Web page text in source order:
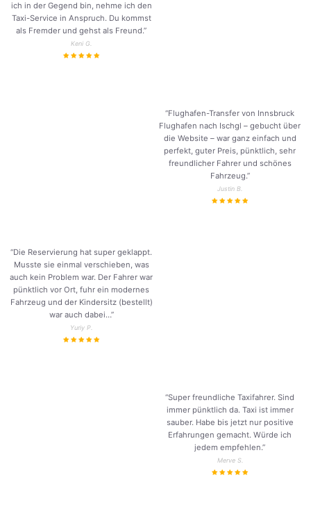
ich in der Gegend bin, nehme ich den
Taxi-Service in Anspruch. Du kommst
als Fremder und gehst als Freund.”
Keni G.
“Flughafen-Transfer von Innsbruck
Flughafen nach Ischgl – gebucht über
die Website – war ganz einfach und
perfekt, guter Preis, pünktlich, sehr
freundlicher Fahrer und schönes
Fahrzeug.”
Justin B.
“Die Reservierung hat super geklappt.
Musste sie einmal verschieben, was
auch kein Problem war. Der Fahrer war
pünktlich vor Ort, fuhr ein modernes
Fahrzeug und der Kindersitz (bestellt)
war auch dabei…”
Yuriy P.
“Super freundliche Taxifahrer. Sind
immer pünktlich da. Taxi ist immer
sauber. Habe bis jetzt nur positive
Erfahrungen gemacht. Würde ich
jedem empfehlen.”
Merve S.